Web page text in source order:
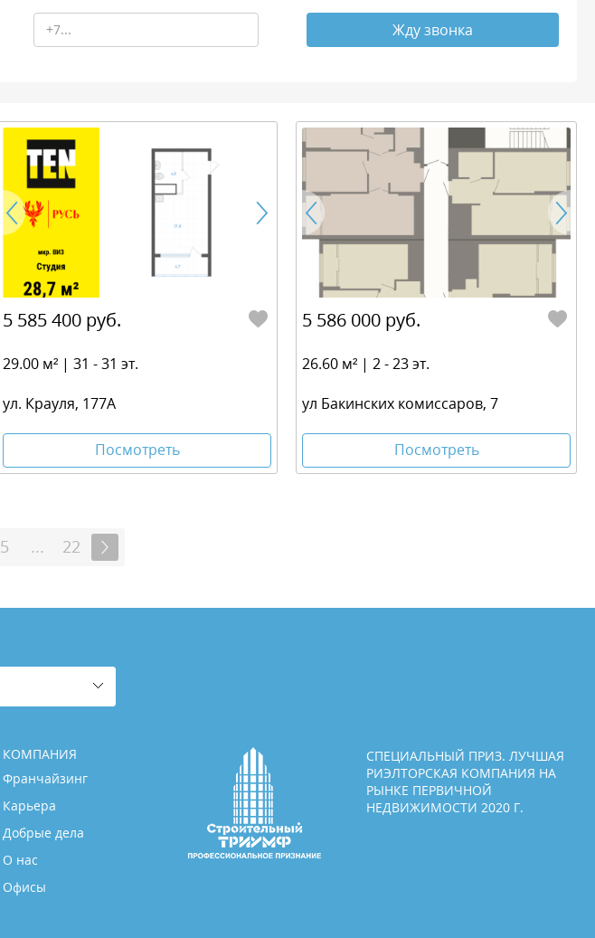
Жду звонка
5 585 400 руб.
29.00 м² | 31 - 31 эт.
ул. Крауля, 177А
Посмотреть
5 586 000 руб.
26.60 м² | 2 - 23 эт.
ул Бакинских комиссаров, 7
Посмотреть
5 ... 22
КОМПАНИЯ
Франчайзинг
Карьера
Добрые дела
О нас
Офисы
СПЕЦИАЛЬНЫЙ ПРИЗ. ЛУЧШАЯ
РИЭЛТОРСКАЯ КОМПАНИЯ НА
РЫНКЕ ПЕРВИЧНОЙ
НЕДВИЖИМОСТИ 2020 Г.